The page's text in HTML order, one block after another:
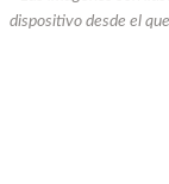
dispositivo desde el